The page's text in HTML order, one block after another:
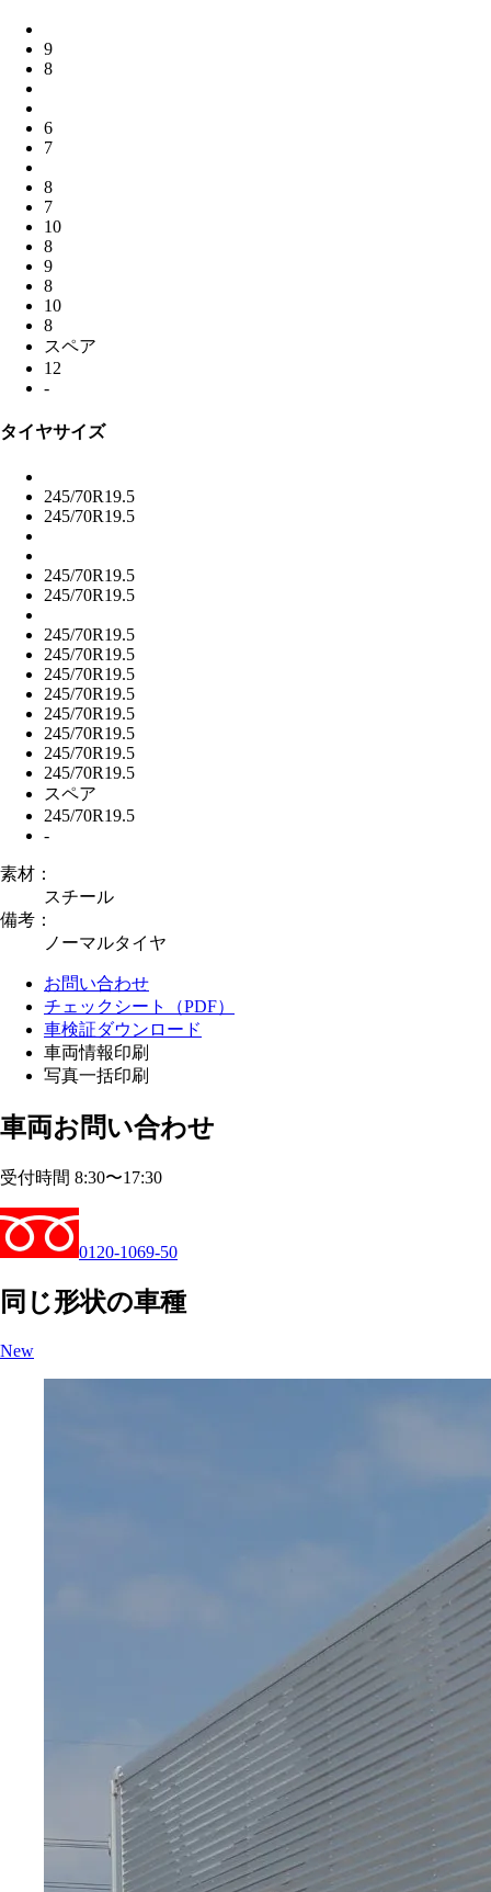
9
8
6
7
8
7
10
8
9
8
10
8
スペア
12
-
タイヤサイズ
245/70R19.5
245/70R19.5
245/70R19.5
245/70R19.5
245/70R19.5
245/70R19.5
245/70R19.5
245/70R19.5
245/70R19.5
245/70R19.5
245/70R19.5
245/70R19.5
スペア
245/70R19.5
-
素材：
スチール
備考：
ノーマルタイヤ
お問い合わせ
チェックシート（PDF）
車検証ダウンロード
車両情報印刷
写真一括印刷
車両お問い合わせ
受付時間 8:30〜17:30
0120-1069-50
同じ形状の車種
New